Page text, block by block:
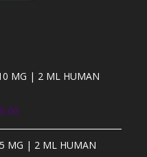
MG | 2 ML HUMAN
MG | 2 ML HUMAN